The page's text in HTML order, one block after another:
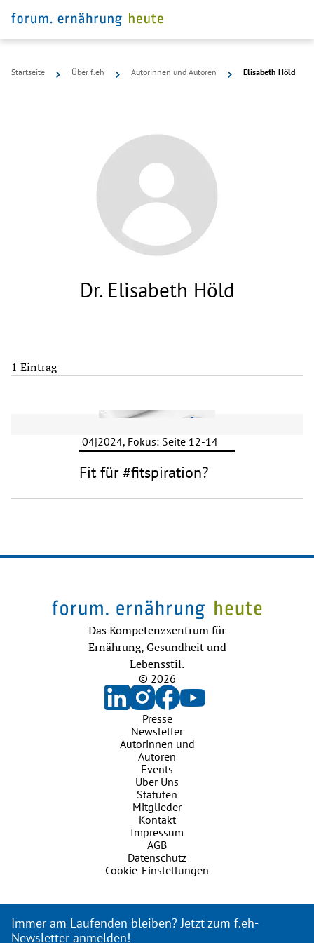
Startseite Über f.eh Autorinnen und Autoren Elisabeth Höld
Dr. Elisabeth Höld
1 Eintrag
04|2024, Fokus: Seite 12-14
Fit für #fitspiration?
Das Kompetenzzentrum für
Ernährung, Gesundheit und
Lebensstil.
© 2026
Presse
Newsletter
Autorinnen und
Autoren
Events
Über Uns
Statuten
Mitglieder
Kontakt
Impressum
AGB
Datenschutz
Cookie-Einstellungen
Immer am Laufenden bleiben? Jetzt zum f.eh-
Newsletter anmelden!